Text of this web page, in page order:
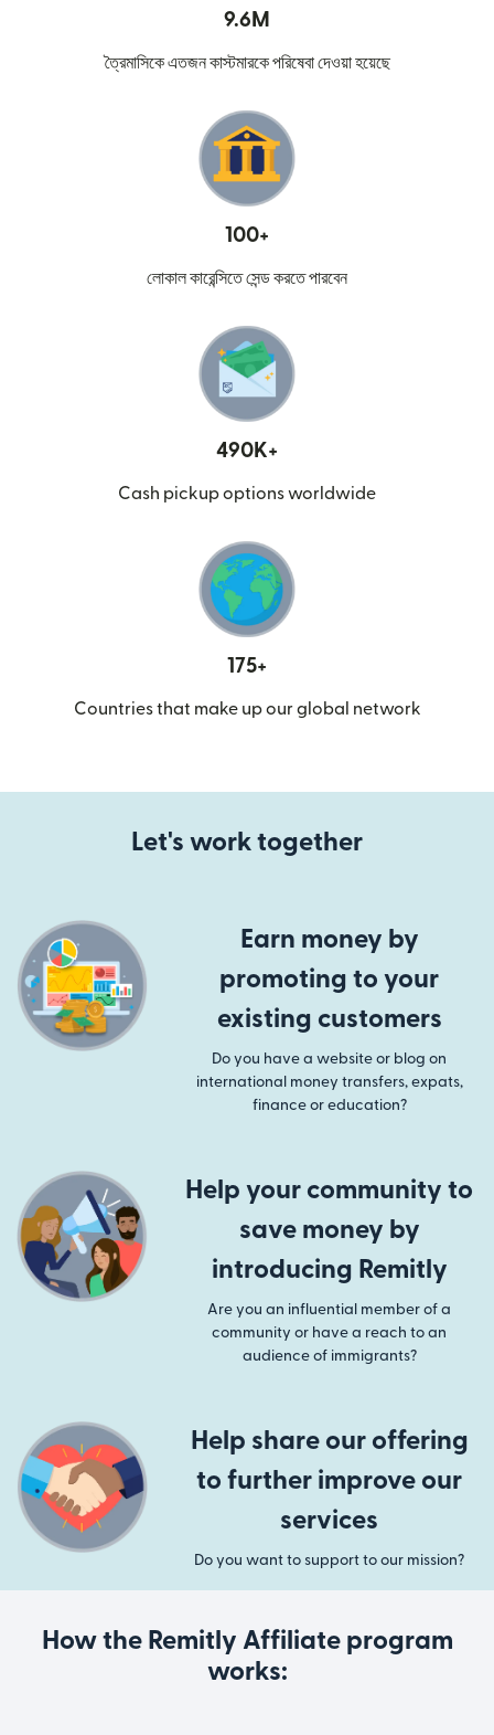
9.6M
ত্রৈমাসিকে এতজন কাস্টমারকে পরিষেবা দেওয়া হয়েছে
100+
লোকাল কারেন্সিতে সেন্ড করতে পারবেন
490K+
Cash pickup options worldwide
175+
Countries that make up our global network
Let's work together
Earn money by
promoting to your
existing customers
Do you have a website or blog on
international money transfers, expats,
finance or education?
Help your community to
save money by
introducing Remitly
Are you an influential member of a
community or have a reach to an
audience of immigrants?
Help share our offering
to further improve our
services
Do you want to support to our mission?
How the Remitly Affiliate program
works: